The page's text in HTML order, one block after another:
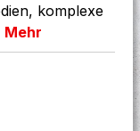
komplexe
Mehr